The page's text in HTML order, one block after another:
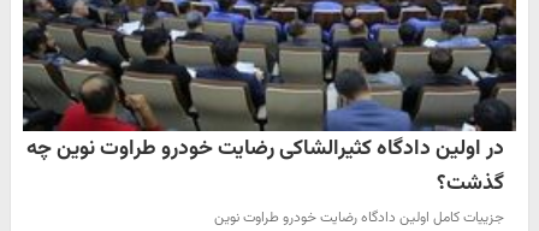
در اولین دادگاه کثیرالشاکی رضایت خودرو طراوت نوین چه
گذشت؟
جزییات کامل اولین دادگاه رضایت خودرو طراوت نوین